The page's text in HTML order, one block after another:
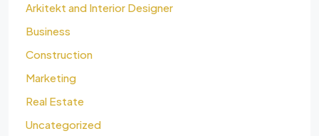
Arkitekt and Interior Designer
Business
Construction
Marketing
Real Estate
Uncategorized